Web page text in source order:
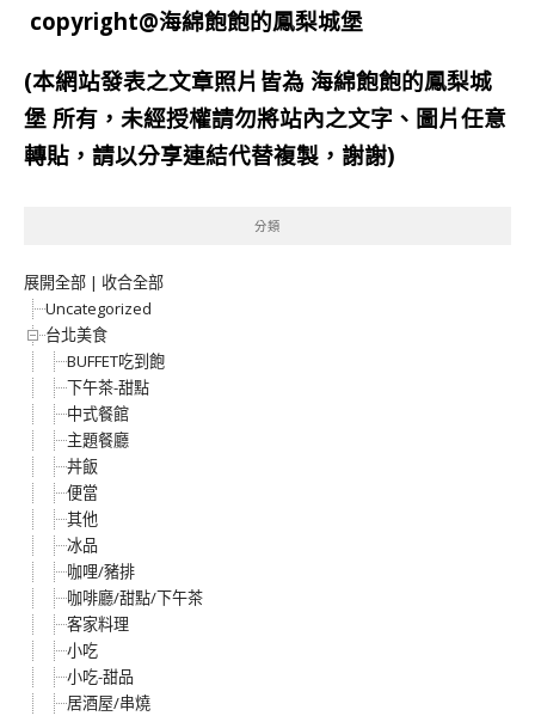
copyright@海綿飽飽的鳳梨城堡
(本網站發表之文章照片皆為 海綿飽飽的鳳梨城
堡 所有，未經授權請勿將站內之文字、圖片任意
轉貼，請以分享連結代替複製，謝謝)
分類
展開全部 | 收合全部
Uncategorized
台北美食
BUFFET吃到飽
下午茶-甜點
中式餐館
主題餐廳
丼飯
便當
其他
冰品
咖哩/豬排
咖啡廳/甜點/下午茶
客家料理
小吃
小吃-甜品
居酒屋/串燒